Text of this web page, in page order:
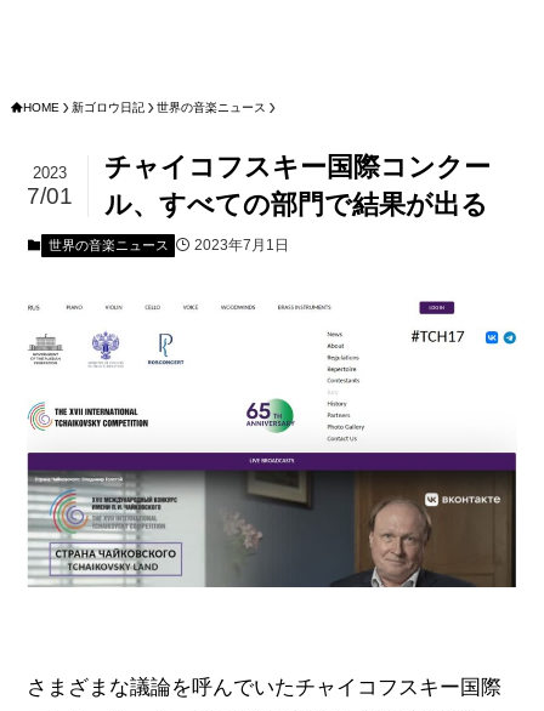
HOME 新ゴロウ日記 世界の音楽ニュース
チャイコフスキー国際コンクー
ル、すべての部門で結果が出る
2023
7/01
世界の音楽ニュース 2023年7月1日
さまざまな議論を呼んでいたチャイコフスキー国際